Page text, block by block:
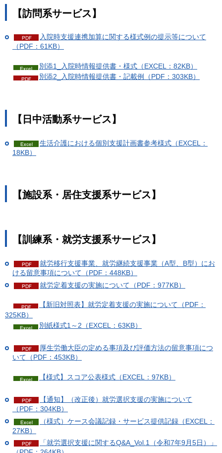
【訪問系サービス】
入院時支援連携加算に関する様式例の提示等について
（PDF：61KB）
別添1_入院時情報提供書・様式（EXCEL：82KB）
別添2_入院時情報提供書・記載例（PDF：303KB）
【日中活動系サービス】
生活介護における個別支援計画書参考様式（EXCEL：
18KB）
【施設系・居住支援系サービス】
【訓練系・就労支援系サービス】
就労移行支援事業、就労継続支援事業（A型、B型）にお
ける留意事項について（PDF：448KB）
就労定着支援の実施について（PDF：977KB）
【新旧対照表】就労定着支援の実施について（PDF：
325KB）
別紙様式1～2（EXCEL：63KB）
厚生労働大臣の定める事項及び評価方法の留意事項につ
いて（PDF：453KB）
【様式】スコア公表様式（EXCEL：97KB）
【通知】（改正後）就労選択支援の実施について
（PDF：304KB）
（様式）ケース会議記録・サービス提供記録（EXCEL：
27KB）
「就労選択支援に関するQ&A_Vol.1（令和7年9月5日）」